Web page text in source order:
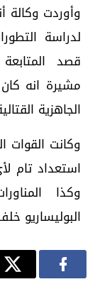
وأوردت وكالة
لدراسة
قصد
مشيرة انه
الجاهزية
وكانت القوات
استعداد تام
وكذا
البوليساريو